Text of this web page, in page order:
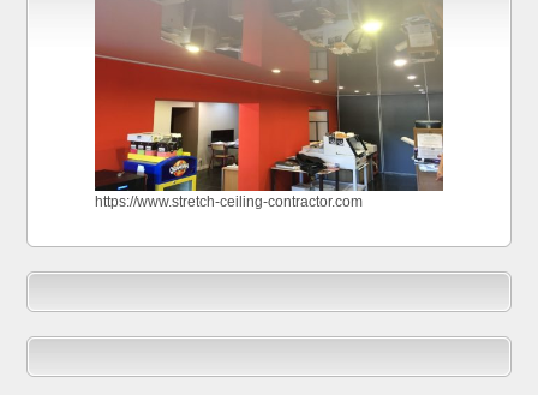
https://www.stretch-ceiling-contractor.com